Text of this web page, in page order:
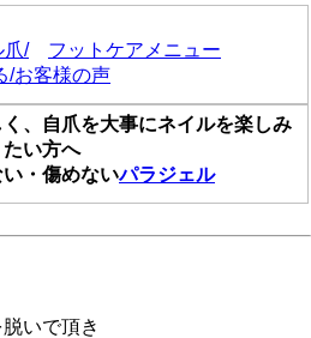
爪/
フットケアメニュー
/お客様の声
、自爪を大事にネイルを楽しみ
たい方へ
・傷めないパラジェル
いで頂き